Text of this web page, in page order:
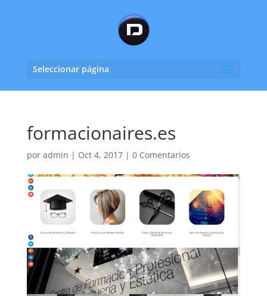
Seleccionar página
formacionaires.es
por admin | Oct 4, 2017| 0 Comentarios